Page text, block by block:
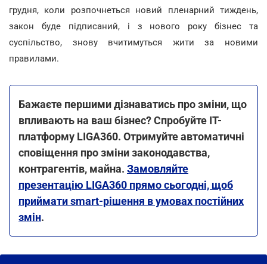
грудня, коли розпочнеться новий пленарний тиждень,
закон буде підписаний, і з нового року бізнес та
суспільство, знову вчитимуться жити за новими
правилами.
Бажаєте першими дізнаватись про зміни, що
впливають на ваш бізнес? Спробуйте ІТ-
платформу LIGA360. Отримуйте автоматичні
сповіщення про зміни законодавства,
контрагентів, майна. Замовляйте
презентацію LIGA360 прямо сьогодні, щоб
приймати smart-рішення в умовах постійних
змін.